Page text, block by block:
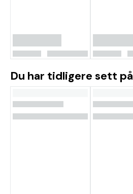
Du har tidligere sett på